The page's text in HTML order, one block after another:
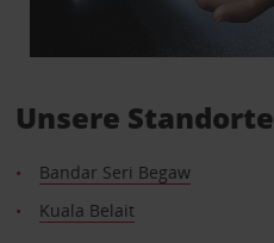
Unsere Standorte
Bandar Seri Begaw
Kuala Belait